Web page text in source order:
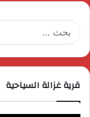
قرية غزالة السياحية